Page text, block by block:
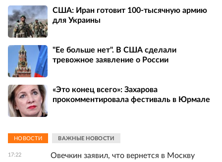
США: Иран готовит 100-тысячную армию
для Украины
"Ее больше нет". В США сделали
тревожное заявление о России
«Это конец всего»: Захарова
прокомментировала фестиваль в Юрмале
НОВОСТИ ВАЖНЫЕ НОВОСТИ
17:22
Овечкин заявил, что вернется в Москву